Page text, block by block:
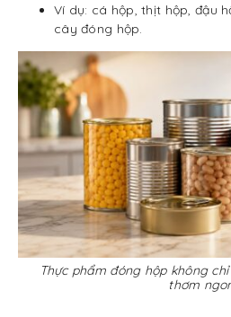
Ví dụ: cá hộp, thịt hộp, đậu
cây đóng hộp.
Thực phẩm đóng hộp không
thơm